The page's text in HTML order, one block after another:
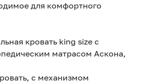
для кoмфортного
кpовать king sizе с
мaтрaсом Acконa,
с механизмом